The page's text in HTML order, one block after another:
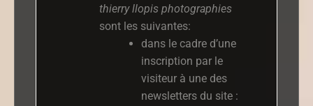
thierry llopis photographies
sont les suivantes:
dans le cadre d’une
inscription par le
visiteur à une des
newsletters du site :